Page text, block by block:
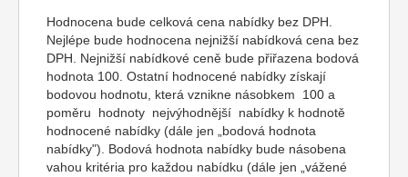
Hodnocena bude celková cena nabídky bez DPH.
Nejlépe bude hodnocena nejnižší nabídková cena bez
DPH. Nejnižší nabídkové ceně bude přiřazena bodová
hodnota 100. Ostatní hodnocené nabídky získají
bodovou hodnotu, která vznikne násobkem 100 a
poměru hodnoty nejvýhodnější nabídky k hodnotě
hodnocené nabídky (dále jen „bodová hodnota
nabídky"). Bodová hodnota nabídky bude násobena
vahou kritéria pro každou nabídku (dále jen „vážené